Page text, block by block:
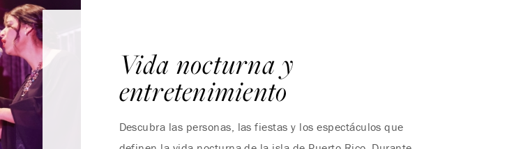
Vida nocturna y
entretenimiento
Descubra las personas, las fiestas y los espectáculos que